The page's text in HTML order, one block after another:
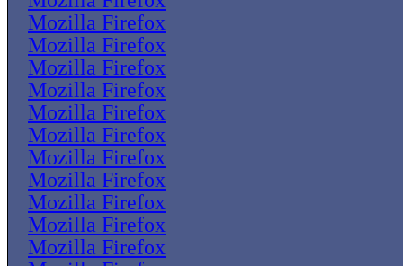
Mozilla Firefox
Mozilla Firefox
Mozilla Firefox
Mozilla Firefox
Mozilla Firefox
Mozilla Firefox
Mozilla Firefox
Mozilla Firefox
Mozilla Firefox
Mozilla Firefox
Mozilla Firefox